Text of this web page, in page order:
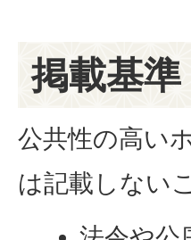
掲載基準
公共性の高い
は記載しない